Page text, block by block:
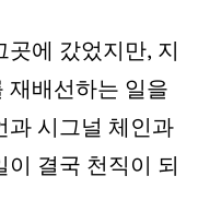
에 갔었지만, 지
재배선하는 일을
과 시그널 체인과
결국 천직이 되